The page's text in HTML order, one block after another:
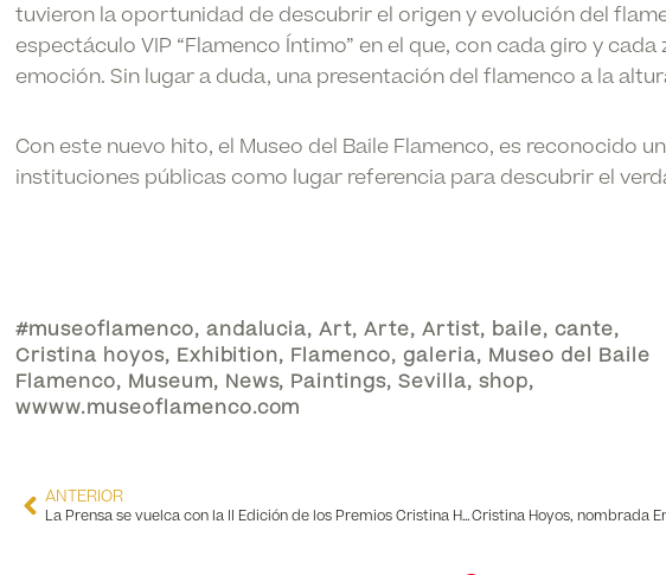
tuvieron la oportunidad de descubrir el origen y evolución del
espectáculo VIP “Flamenco Íntimo” en el que, con cada giro y
emoción. Sin lugar a duda, una presentación del flamenco a la
Con este nuevo hito, el Museo del Baile Flamenco, es reconocido
instituciones públicas como lugar referencia para descubrir el
#museoflamenco, andalucia,Art,Arte,Artist, baile, cante,
Cristina hoyos, Exhibition, Flamenco,galeria, Museo del Baile
Flamenco, Museum, News, Paintings,Sevilla, shop,
wwww.museoflamenco.com
ANTERIOR
La Prensa se vuelca con la II Edición de los Premios Cristina Hoyos 2019